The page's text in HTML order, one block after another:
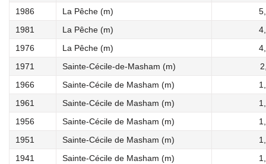
1986
La Pêche (m)
1981
La Pêche (m)
1976
La Pêche (m)
1971
Sainte-Cécile-de-Masham (m)
1966
Sainte-Cécile de Masham (m)
1961
Sainte-Cécile de Masham (m)
1956
Sainte-Cécile de Masham (m)
1951
Sainte-Cécile de Masham (m)
1941
Sainte-Cécile de Masham (m)